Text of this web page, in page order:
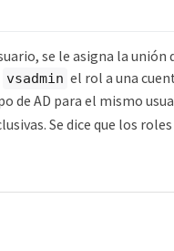
se le asigna la unión
vsadmin el rol a una
de AD para el mismo
Se dice que los